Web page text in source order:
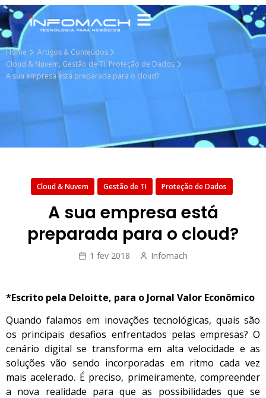
Home
Artigos & Conteúdos
Cloud & Nuvem, Gestão de TI, Proteção de Dados
A sua empresa está preparada para o cloud?
Cloud & Nuvem Gestão de TI Proteção de Dados
A sua empresa está
preparada para o cloud?
1 fev 2018 Infomach
*Escrito pela Deloitte, para o Jornal Valor Econômico
Quando falamos em inovações tecnológicas, quais são
os principais desafios enfrentados pelas empresas? O
cenário digital se transforma em alta velocidade e as
soluções vão sendo incorporadas em ritmo cada vez
mais acelerado. É preciso, primeiramente, compreender
a nova realidade para que as possibilidades que se